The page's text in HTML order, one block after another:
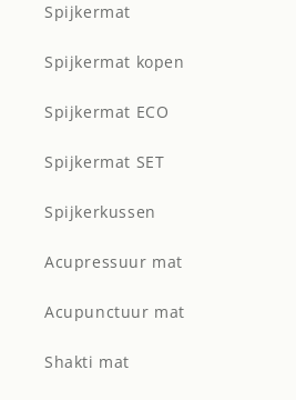
Spijkermat
Spijkermat kopen
Spijkermat ECO
Spijkermat SET
Spijkerkussen
Acupressuur mat
Acupunctuur mat
Shakti mat